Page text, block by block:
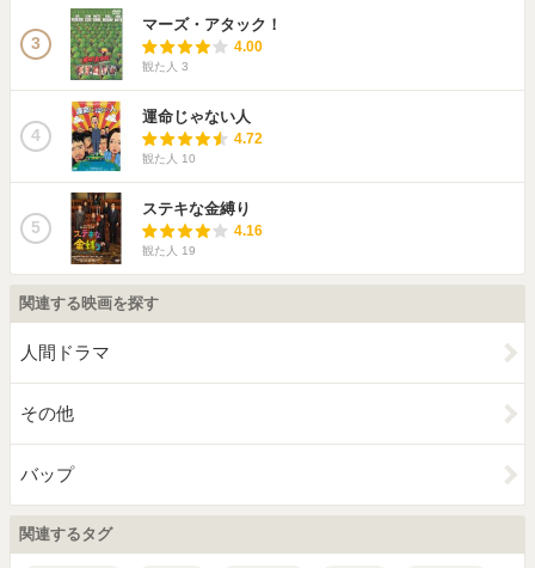
3
マーズ・アタック！
4.00
観た人 3
4
運命じゃない人
4.72
観た人 10
5
ステキな金縛り
4.16
観た人 19
関連する映画を探す
人間ドラマ
その他
バップ
関連するタグ